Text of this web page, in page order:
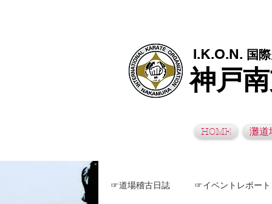
I.K.O.N. 国
神戸
HOME 灘道
☞道場稽古日誌 ☞イベントレポート